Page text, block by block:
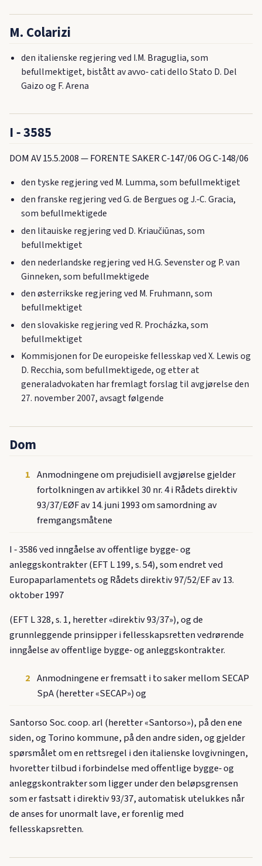
M. Colarizi
den italienske regjering ved I.M. Braguglia, som
befullmektiget, bistått av avvo‑ cati dello Stato D. Del
Gaizo og F. Arena
I ‑ 3585
DOM AV 15.5.2008 — FORENTE SAKER C-147/06 OG C-148/06
den tyske regjering ved M. Lumma, som befullmektiget
den franske regjering ved G. de Bergues og J.‑C. Gracia,
som befullmektigede
den litauiske regjering ved D. Kriaučiūnas, som
befullmektiget
den nederlandske regjering ved H.G. Sevenster og P. van
Ginneken, som befullmektigede
den østerrikske regjering ved M. Fruhmann, som
befullmektiget
den slovakiske regjering ved R. Procházka, som
befullmektiget
Kommisjonen for De europeiske fellesskap ved X. Lewis og
D. Recchia, som befullmektigede, og etter at
generaladvokaten har fremlagt forslag til avgjørelse den
27. november 2007, avsagt følgende
Dom
1 Anmodningene om prejudisiell avgjørelse gjelder
fortolkningen av artikkel 30 nr. 4 i Rådets direktiv
93/37/EØF av 14. juni 1993 om samordning av
fremgangsmåtene
I ‑ 3586 ved inngåelse av offentlige bygge‑ og
anleggskontrakter (EFT L 199, s. 54), som endret ved
Europaparlamentets og Rådets direktiv 97/52/EF av 13.
oktober 1997
(EFT L 328, s. 1, heretter «direktiv 93/37»), og de
grunnleggende prinsipper i fellesskapsretten vedrørende
inngåelse av offentlige bygge‑ og anleggskontrakter.
2 Anmodningene er fremsatt i to saker mellom SECAP
SpA (heretter «SECAP») og
Santorso Soc. coop. arl (heretter «Santorso»), på den ene
siden, og Torino kommune, på den andre siden, og gjelder
spørsmålet om en rettsregel i den italienske lovgivningen,
hvoretter tilbud i forbindelse med offentlige bygge‑ og
anleggskontrakter som ligger under den beløpsgrensen
som er fastsatt i direktiv 93/37, automatisk utelukkes når
de anses for unormalt lave, er forenlig med
fellesskapsretten.